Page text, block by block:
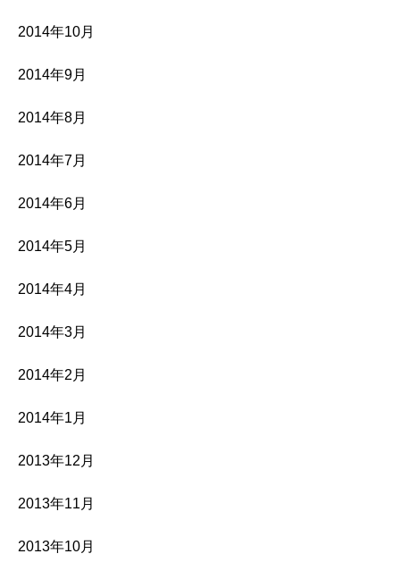
2014年10月
2014年9月
2014年8月
2014年7月
2014年6月
2014年5月
2014年4月
2014年3月
2014年2月
2014年1月
2013年12月
2013年11月
2013年10月